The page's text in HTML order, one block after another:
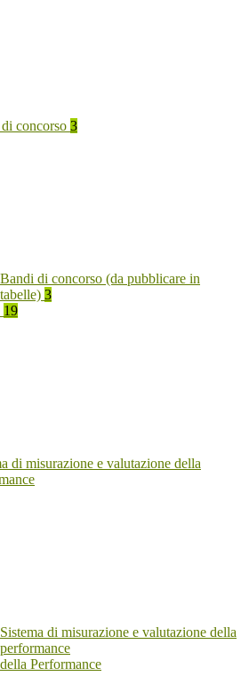
concorso 3
Bandi di concorso (da pubblicare in
tabelle) 3
19
di misurazione e valutazione della
Sistema di misurazione e valutazione della
performance
Performance